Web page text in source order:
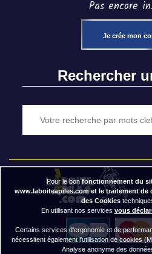
Pas encore
Je crée mon
Rechercher
2020
Pour le bonfonctionnement du
www.laboiteapiles.com et le traitement de
des Cookies
En utilisant nos services vous
Certains services d'ergonomie et de
nécessitent également l'utilisation de cookies
Analyse anonyme des